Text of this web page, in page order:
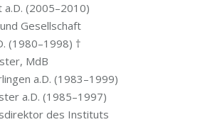
(2005–2010)
Gesellschaft
(1980–1998) †
MdB
a.D. (1983–1999)
a.D. (1985–1997)
des Instituts